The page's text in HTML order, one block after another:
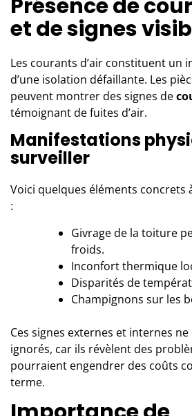
Présence de
et de signes
Les courants d’air constituent un
d’une isolation défaillante. Les
peuvent montrer des signes de
témoignant de fuites d’air.
Manifestations
surveiller
Voici quelques éléments concrets
:
Givrage de la toiture
froids.
Inconfort thermique
Disparités de
Champignons sur les
Ces signes externes et internes
ignorés, car ils révèlent des
pourraient engendrer des coûts
terme.